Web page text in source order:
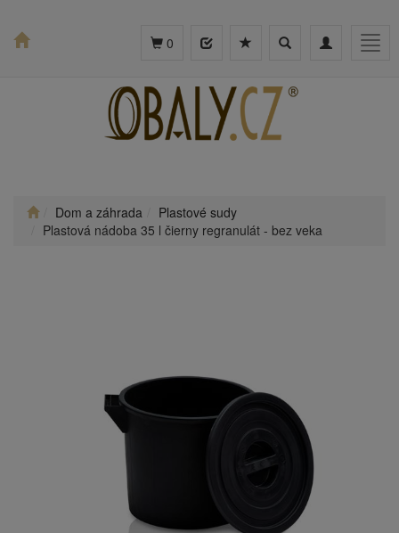
Toggle
Toggle
0
Dom a záhrada
Plastové sudy
Plastová nádoba 35 l čierny regranulát - bez veka